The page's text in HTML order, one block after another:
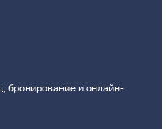
бронирование и онлайн-